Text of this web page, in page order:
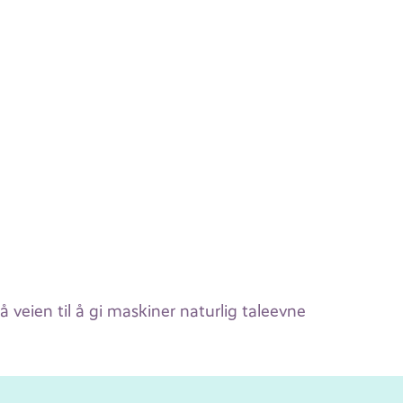
veien til å gi maskiner naturlig taleevne